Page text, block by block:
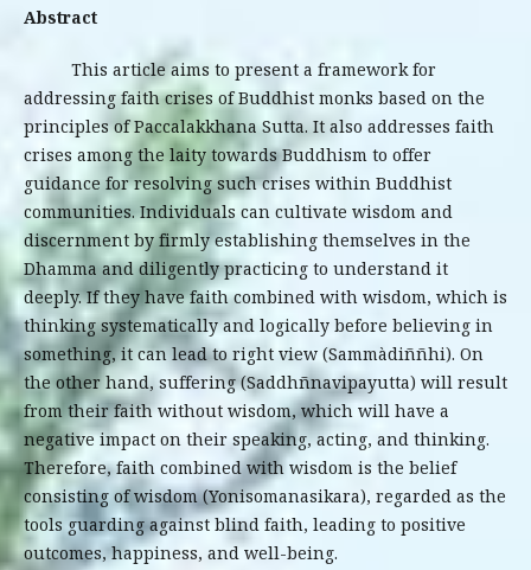
Abstract
This article aims to present a framework for
addressing faith crises of Buddhist monks based on the
principles of Paccalakkhana Sutta. It also addresses faith
crises among the laity towards Buddhism to offer
guidance for resolving such crises within Buddhist
communities. Individuals can cultivate wisdom and
discernment by firmly establishing themselves in the
Dhamma and diligently practicing to understand it
deeply. If they have faith combined with wisdom, which is
thinking systematically and logically before believing in
something, it can lead to right view (Sammàdiññhi). On
the other hand, suffering (Saddhñnavipayutta) will result
from their faith without wisdom, which will have a
negative impact on their speaking, acting, and thinking.
Therefore, faith combined with wisdom is the belief
consisting of wisdom (Yonisomanasikara), regarded as the
tools guarding against blind faith, leading to positive
outcomes, happiness, and well-being.